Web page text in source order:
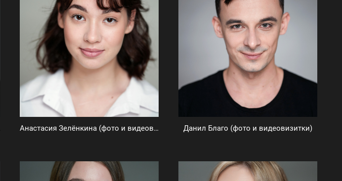
Анастасия Зелёнкина (фото и видеовизитки) Данил Благо (фото и видеовизитки)